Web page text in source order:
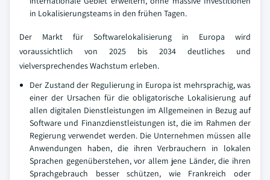
in Lokalisierungsteams in den frühen Tagen.
Der Markt für Softwarelokalisierung in Europa wird
voraussichtlich von 2025 bis 2034 deutliches und
vielversprechendes Wachstum erleben.
Der Zustand der Regulierung in Europa ist mehrsprachig, was
einer der Ursachen für die obligatorische Lokalisierung auf
allen digitalen Dienstleistungen im Allgemeinen in Bezug auf
Software und Finanzdienstleistungen ist, die im Rahmen der
Regierung verwendet werden. Die Unternehmen müssen alle
Anwendungen haben, die ihren Verbrauchern in lokalen
Sprachen gegenüberstehen, vor allem jene Länder, die ihren
Sprachgebrauch besser schützen, wie Frankreich oder